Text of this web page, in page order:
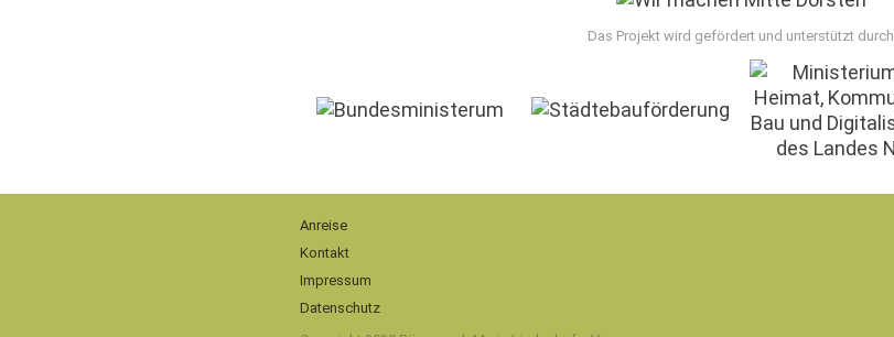
Das Projekt wird gefördert und unterstützt durch
Anreise
Kontakt
Impressum
Datenschutz